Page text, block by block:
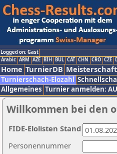
Logged on: Gast
Arabic ARM AZE BIH BUL CAT CHN CRO CZE
Home TurnierDB Meisterschaft
Turnierschach-Elozahl
Allgemeines Turnier anmelden:
Willkommen bei den
Personennummer
FIDE-Elolisten Stand